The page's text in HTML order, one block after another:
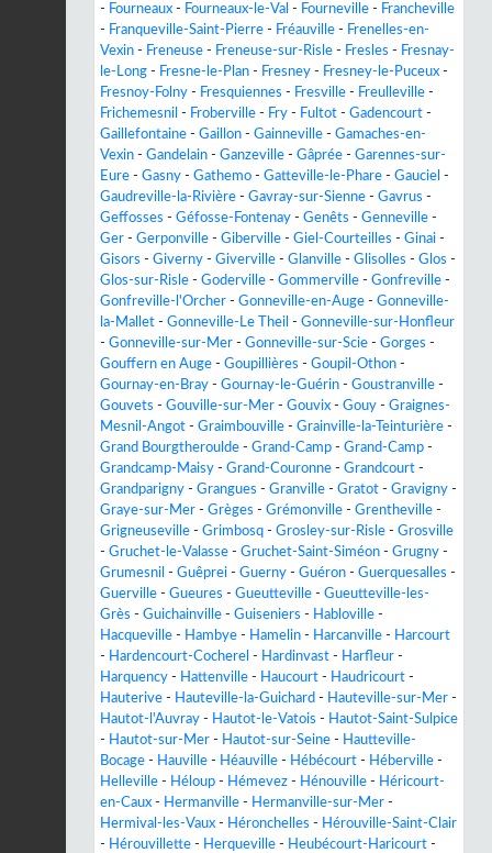
- Fourneaux - Fourneaux-le-Val - Fourneville - Francheville
- Franqueville-Saint-Pierre - Fréauville - Frenelles-en-
Vexin - Freneuse - Freneuse-sur-Risle - Fresles - Fresnay-
le-Long - Fresne-le-Plan - Fresney - Fresney-le-Puceux -
Fresnoy-Folny - Fresquiennes - Fresville - Freulleville -
Frichemesnil - Froberville - Fry - Fultot - Gadencourt -
Gaillefontaine - Gaillon - Gainneville - Gamaches-en-
Vexin - Gandelain - Ganzeville - Gâprée - Garennes-sur-
Eure - Gasny - Gathemo - Gatteville-le-Phare - Gauciel -
Gaudreville-la-Rivière - Gavray-sur-Sienne - Gavrus -
Geffosses - Géfosse-Fontenay - Genêts - Genneville -
Ger - Gerponville - Giberville - Giel-Courteilles - Ginai -
Gisors - Giverny - Giverville - Glanville - Glisolles - Glos -
Glos-sur-Risle - Goderville - Gommerville - Gonfreville -
Gonfreville-l'Orcher - Gonneville-en-Auge - Gonneville-
la-Mallet - Gonneville-Le Theil - Gonneville-sur-Honfleur
- Gonneville-sur-Mer - Gonneville-sur-Scie - Gorges -
Gouffern en Auge - Goupillières - Goupil-Othon -
Gournay-en-Bray - Gournay-le-Guérin - Goustranville -
Gouvets - Gouville-sur-Mer - Gouvix - Gouy - Graignes-
Mesnil-Angot - Graimbouville - Grainville-la-Teinturière -
Grand Bourgtheroulde - Grand-Camp - Grand-Camp -
Grandcamp-Maisy - Grand-Couronne - Grandcourt -
Grandparigny - Grangues - Granville - Gratot - Gravigny -
Graye-sur-Mer - Grèges - Grémonville - Grentheville -
Grigneuseville - Grimbosq - Grosley-sur-Risle - Grosville
- Gruchet-le-Valasse - Gruchet-Saint-Siméon - Grugny -
Grumesnil - Guêprei - Guerny - Guéron - Guerquesalles -
Guerville - Gueures - Gueutteville - Gueutteville-les-
Grès - Guichainville - Guiseniers - Habloville -
Hacqueville - Hambye - Hamelin - Harcanville - Harcourt
- Hardencourt-Cocherel - Hardinvast - Harfleur -
Harquency - Hattenville - Haucourt - Haudricourt -
Hauterive - Hauteville-la-Guichard - Hauteville-sur-Mer -
Hautot-l'Auvray - Hautot-le-Vatois - Hautot-Saint-Sulpice
- Hautot-sur-Mer - Hautot-sur-Seine - Hautteville-
Bocage - Hauville - Héauville - Hébécourt - Héberville -
Helleville - Héloup - Hémevez - Hénouville - Héricourt-
en-Caux - Hermanville - Hermanville-sur-Mer -
Hermival-les-Vaux - Héronchelles - Hérouville-Saint-Clair
- Hérouvillette - Herqueville - Heubécourt-Haricourt -